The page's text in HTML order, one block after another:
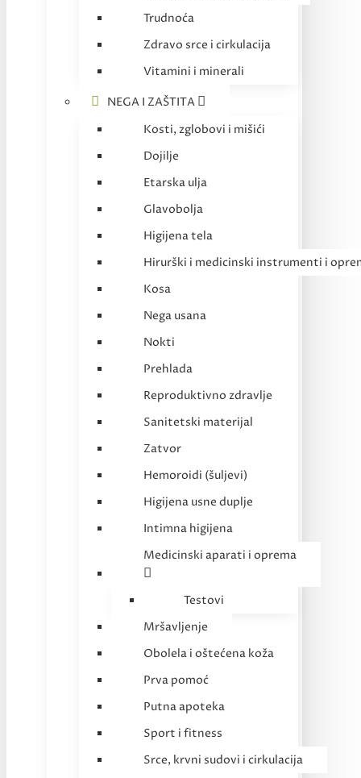
Trudnoća
Zdravo srce i cirkulacija
Vitamini i minerali
NEGA I ZAŠTITA
Kosti, zglobovi i mišići
Dojilje
Etarska ulja
Glavobolja
Higijena tela
Hirurški i medicinski instrumenti i
Kosa
Nega usana
Nokti
Prehlada
Reproduktivno zdravlje
Sanitetski materijal
Zatvor
Hemoroidi (šuljevi)
Higijena usne duplje
Intimna higijena
Medicinski aparati i oprema
Testovi
Mršavljenje
Obolela i oštećena koža
Prva pomoć
Putna apoteka
Sport i fitness
Srce, krvni sudovi i cirkulacija